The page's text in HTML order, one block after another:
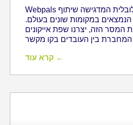
Webpals היא חברה גלובלית המדגישה שיתוף
הנמצאים במקומות שונים בעולם.
המסר הזה, יצרנו שפת אייקונים
המחברת בין העובדים בקו מקשר
קרא עוד ←